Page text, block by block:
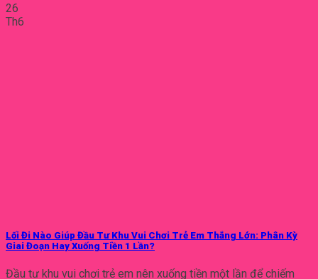
26
Th6
Lối Đi Nào Giúp Đầu Tư Khu Vui Chơi Trẻ Em Thắng Lớn: Phân Kỳ
Giai Đoạn Hay Xuống Tiền 1 Lần?
Đầu tư khu vui chơi trẻ em nên xuống tiền một lần để chiếm